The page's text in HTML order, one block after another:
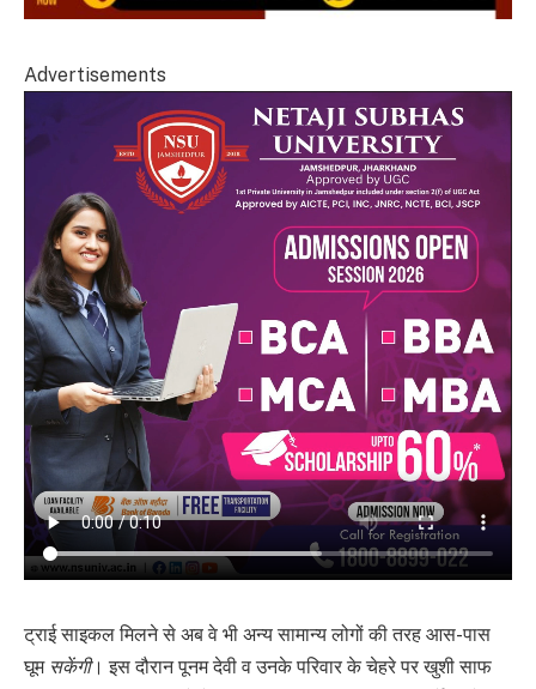
Advertisements
ट्राई साइकल मिलने से अब वे भी अन्य सामान्य लोगों की तरह आस-पास
घूम सकेंगी। इस दौरान पूनम देवी व उनके परिवार के चेहरे पर खुशी साफ